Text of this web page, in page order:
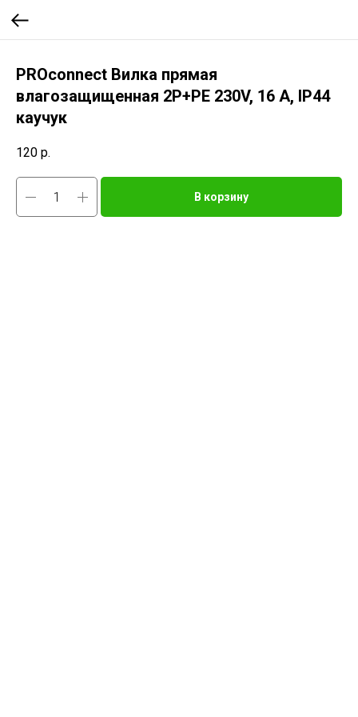
PROconnect Вилка прямая
влагозащищенная 2P+PE 230V, 16 А, IP44
каучук
120 р.
В корзину